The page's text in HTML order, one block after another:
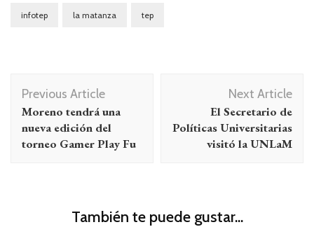
infotep la matanza tep
Navegación
de
entradas
Previous Article
Moreno tendrá una
nueva edición del
torneo Gamer Play Fu
Next Article
El Secretario de
Políticas Universitarias
visitó la UNLaM
También te puede gustar...